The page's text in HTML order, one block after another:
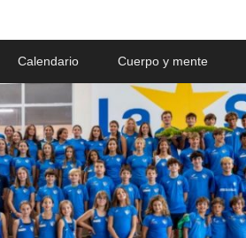
Calendario Cuerpo y mente